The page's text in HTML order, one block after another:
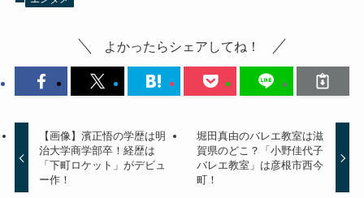
よかったらシェアしてね！
【画像】濱正悟の学歴は明
治大学商学部卒！経歴は
「下町ロケット」がデビュ
ー作！
堀田真由のバレエ教室は滋
賀県のどこ？「小野佳代子
バレエ教室」は彦根市西今
町！